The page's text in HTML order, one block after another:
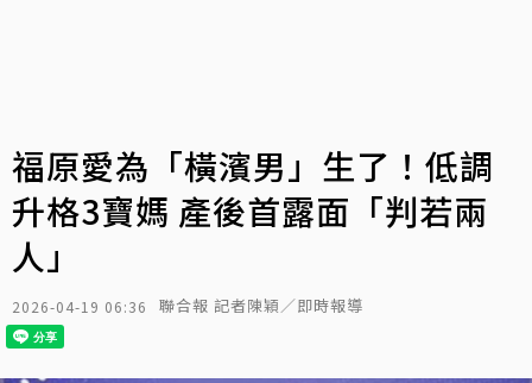
福原愛為「橫濱男」生了！低調
升格3寶媽 產後首露面「判若兩
人」
2026-04-19 06:36 聯合報 記者陳穎／即時報導